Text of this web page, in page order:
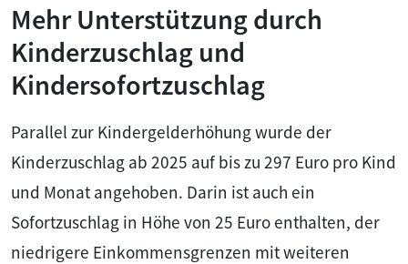
Mehr Unterstützung durch
Kinderzuschlag und
Kindersofortzuschlag
Parallel zur Kindergelderhöhung wurde der
Kinderzuschlag ab 2025 auf bis zu 297 Euro pro Kind
und Monat angehoben. Darin ist auch ein
Sofortzuschlag in Höhe von 25 Euro enthalten, der
niedrigere Einkommensgrenzen mit weiteren